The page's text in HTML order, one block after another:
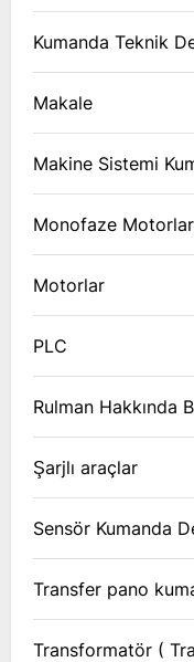
Kumanda Teknik
Makale
Makine Sistemi
Monofaze Motorlar
Motorlar
PLC
Rulman Hakkında
Şarjlı araçlar
Sensör Kumanda
Transfer pano
Transformatör (